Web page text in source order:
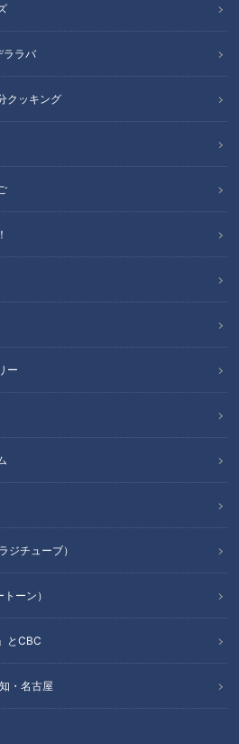
ララバ
クッキング
ー
ジチューブ）
ーン）
とCBC
・名古屋
記事に戻る
へのおすすめ